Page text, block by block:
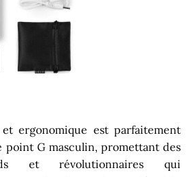
ergonomique est parfaitement
point G masculin, promettant des
et révolutionnaires qui